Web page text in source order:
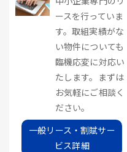
ースを行っていま
す。取組実績がな
い物件についても
臨機応変に対応い
たします。まずは
お気軽にご相談く
ださい。
一般リース・割賦サー
ビス詳細